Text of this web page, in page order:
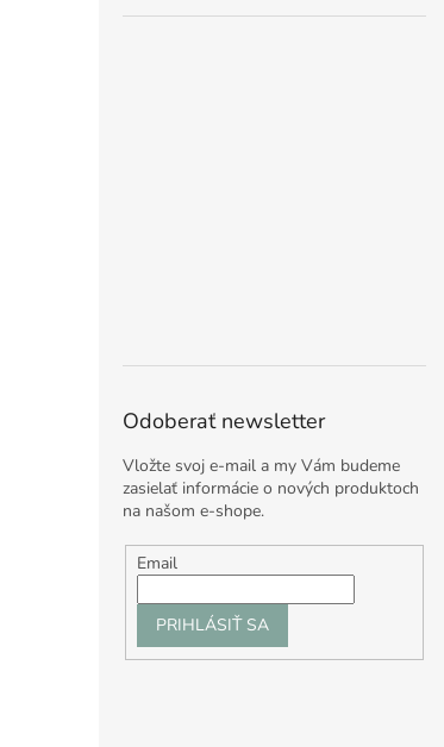
Odoberať newsletter
Vložte svoj e-mail a my Vám budeme
zasielať informácie o nových produktoch
na našom e-shope.
Email
PRIHLÁSIŤ SA